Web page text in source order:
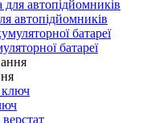
автопідйомників
батареї